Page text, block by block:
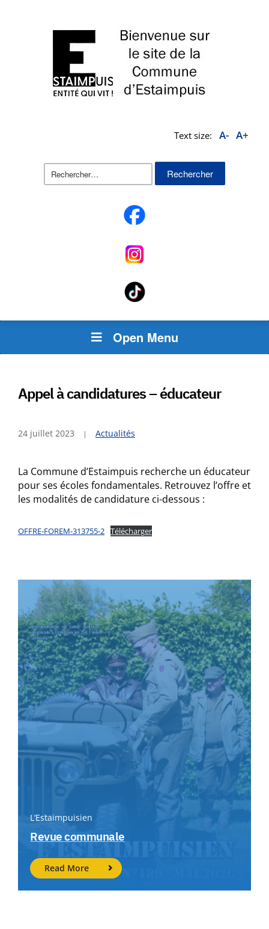
Text size: A- A+
Rechercher :
Open Menu
L’Estaimpuisien
Revue communale
Read More
Appel à candidatures – éducateur
24 juillet 2023 Actualités
La Commune d’Estaimpuis recherche un éducateur
pour ses écoles fondamentales. Retrouvez l’offre et
les modalités de candidature ci-dessous :
OFFRE-FOREM-313755-2 Télécharger